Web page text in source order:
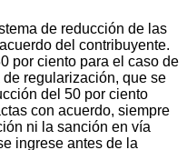
de reducción de las
del contribuyente.
por ciento para el caso de
regularización, que se
del 50 por ciento
con acuerdo, siempre
ni la sanción en vía
ingrese antes de la